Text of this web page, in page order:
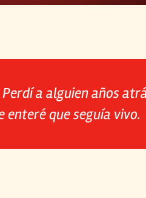
a alguien años
enteré que seguía vivo.